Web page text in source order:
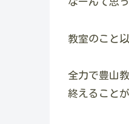
教室のこと
全力で豊山
終えること